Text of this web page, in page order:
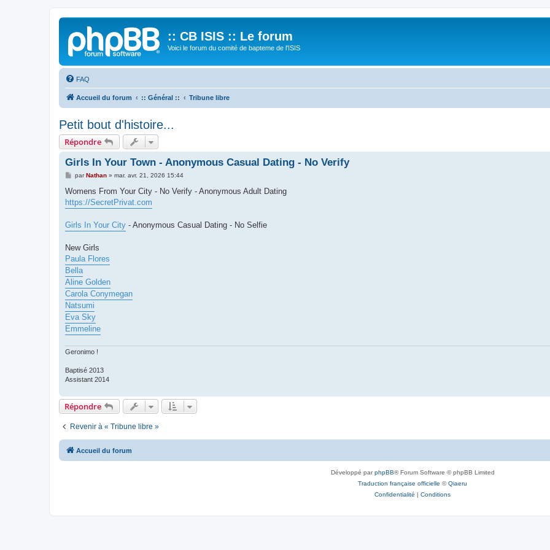
:: CB ISIS :: Le forum
Voici le forum du comité de bapteme de l'ISIS
FAQ
Accueil du forum :: Général :: Tribune libre
Petit bout d'histoire...
Répondre
Girls In Your Town - Anonymous Casual Dating - No Verify
M
s
a
parNathan» mar. avr. 21, 2026 15:44
Womens From Your City - No Verify - Anonymous Adult Dating
https://SecretPrivat.com
Girls In Your City - Anonymous Casual Dating - No Selfie
New Girls
Paula Flores
Bella
Aline Golden
Carola Conymegan
Natsumi
Eva Sky
Emmeline
Geronimo !
Baptisé 2013
Assistant 2014
Répondre
Revenir à « Tribune libre »
Accueil du forum
Développé parphpBB® Forum Software © phpBB Limited
Traduction française officielle ©Qiaeru
Confidentialité | Conditions